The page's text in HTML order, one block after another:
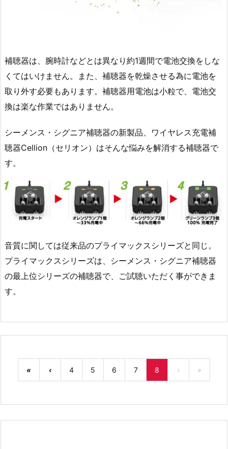
補聴器は、腕時計などとは異なり約1週間で電池交換をしな
くてはいけません。また、補聴器を乾燥させる為に電池を
取り外す必要もあります。補聴器用電池は小粒で、電池交
換は楽な作業ではありません。
シーメンス・シグニア補聴器の新製品、ワイヤレス充電補
聴器Cellion（セリオン）はそんな悩みを解消する補聴器で
す。
音質に関しては従来品のプライマックスシリーズと同じ。
プライマックスシリーズは、シーメンス・シグニア補聴器
の最上位シリーズの補聴器で、ご試聴いただく事ができま
す。
« ‹ 4 5 6 7 8 › »